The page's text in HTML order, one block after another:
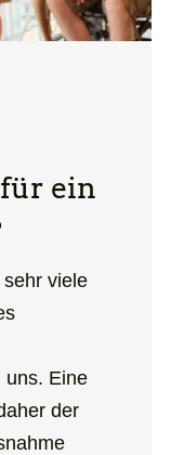
ein
viele
uns. Eine
der